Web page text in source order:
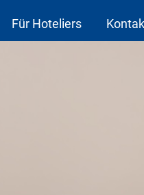
Für Hoteliers